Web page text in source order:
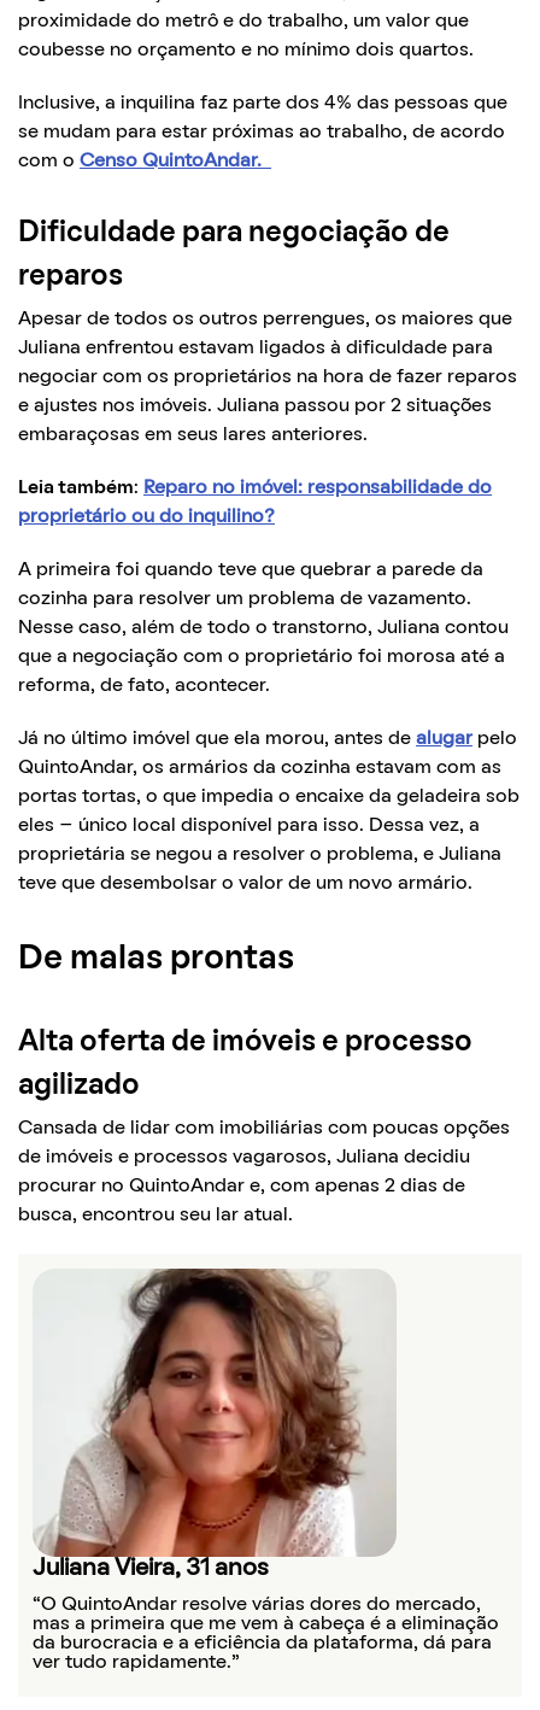
proximidade do metrô e do trabalho, um valor que
coubesse no orçamento e no mínimo dois quartos.
Inclusive, a inquilina faz parte dos 4% das pessoas que
se mudam para estar próximas ao trabalho, de acordo
com o Censo QuintoAndar.
Dificuldade para negociação de
reparos
Apesar de todos os outros perrengues, os maiores que
Juliana enfrentou estavam ligados à dificuldade para
negociar com os proprietários na hora de fazer reparos
e ajustes nos imóveis. Juliana passou por 2 situações
embaraçosas em seus lares anteriores.
Leia também: Reparo no imóvel: responsabilidade do
proprietário ou do inquilino?
A primeira foi quando teve que quebrar a parede da
cozinha para resolver um problema de vazamento.
Nesse caso, além de todo o transtorno, Juliana contou
que a negociação com o proprietário foi morosa até a
reforma, de fato, acontecer.
Já no último imóvel que ela morou, antes de alugarpelo
QuintoAndar, os armários da cozinha estavam com as
portas tortas, o que impedia o encaixe da geladeira sob
eles – único local disponível para isso. Dessa vez, a
proprietária se negou a resolver o problema, e Juliana
teve que desembolsar o valor de um novo armário.
De malas prontas
Alta oferta de imóveis e processo
agilizado
Cansada de lidar com imobiliárias com poucas opções
de imóveis e processos vagarosos, Juliana decidiu
procurar no QuintoAndar e, com apenas 2 dias de
busca, encontrou seu lar atual.
Juliana Vieira, 31 anos
“O QuintoAndar resolve várias dores do mercado,
mas a primeira que me vem à cabeça é a eliminação
da burocracia e a eficiência da plataforma, dá para
ver tudo rapidamente.”